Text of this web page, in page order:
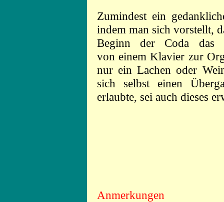
Zumindest ein
indem man sich vorstellt,
Beginn der Coda das
von einem Klavier zur
nur ein Lachen oder
sich selbst einen
erlaubte, sei auch dieses
Anmerkungen